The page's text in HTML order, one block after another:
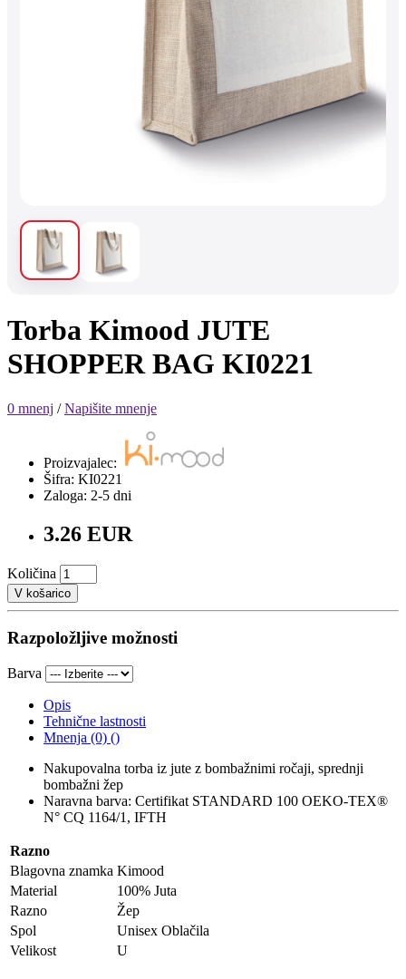
Torba Kimood JUTE
SHOPPER BAG KI0221
0 mnenj /Napišite mnenje
Proizvajalec:
Šifra: KI0221
Zaloga: 2-5 dni
3.26 EUR
Količina
V košarico
Razpoložljive možnosti
Barva
Opis
Tehnične lastnosti
Mnenja (0) ()
Nakupovalna torba iz jute z bombažnimi ročaji, sprednji
bombažni žep
Naravna barva: Certifikat STANDARD 100 OEKO-TEX®
N° CQ 1164/1, IFTH
Razno
Blagovna znamka Kimood
Material
100% Juta
Razno
Žep
Spol
Unisex Oblačila
Velikost
U